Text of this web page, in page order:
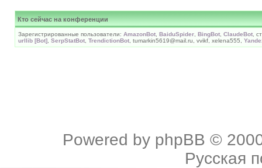
Кто сейчас на конференции
Зарегистрированные пользователи: AmazonBot BaiduSpider BingBot ClaudeBot ,
urllib [Bot] SerpStatBot TrendictionBot , tumarkin5619@mail.ru, vvikf, xelena555,
Powered by phpBB ©
Русская